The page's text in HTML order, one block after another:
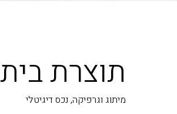
תוצרת בית
מיתוג וגרפיקה, נכס דיגיטלי